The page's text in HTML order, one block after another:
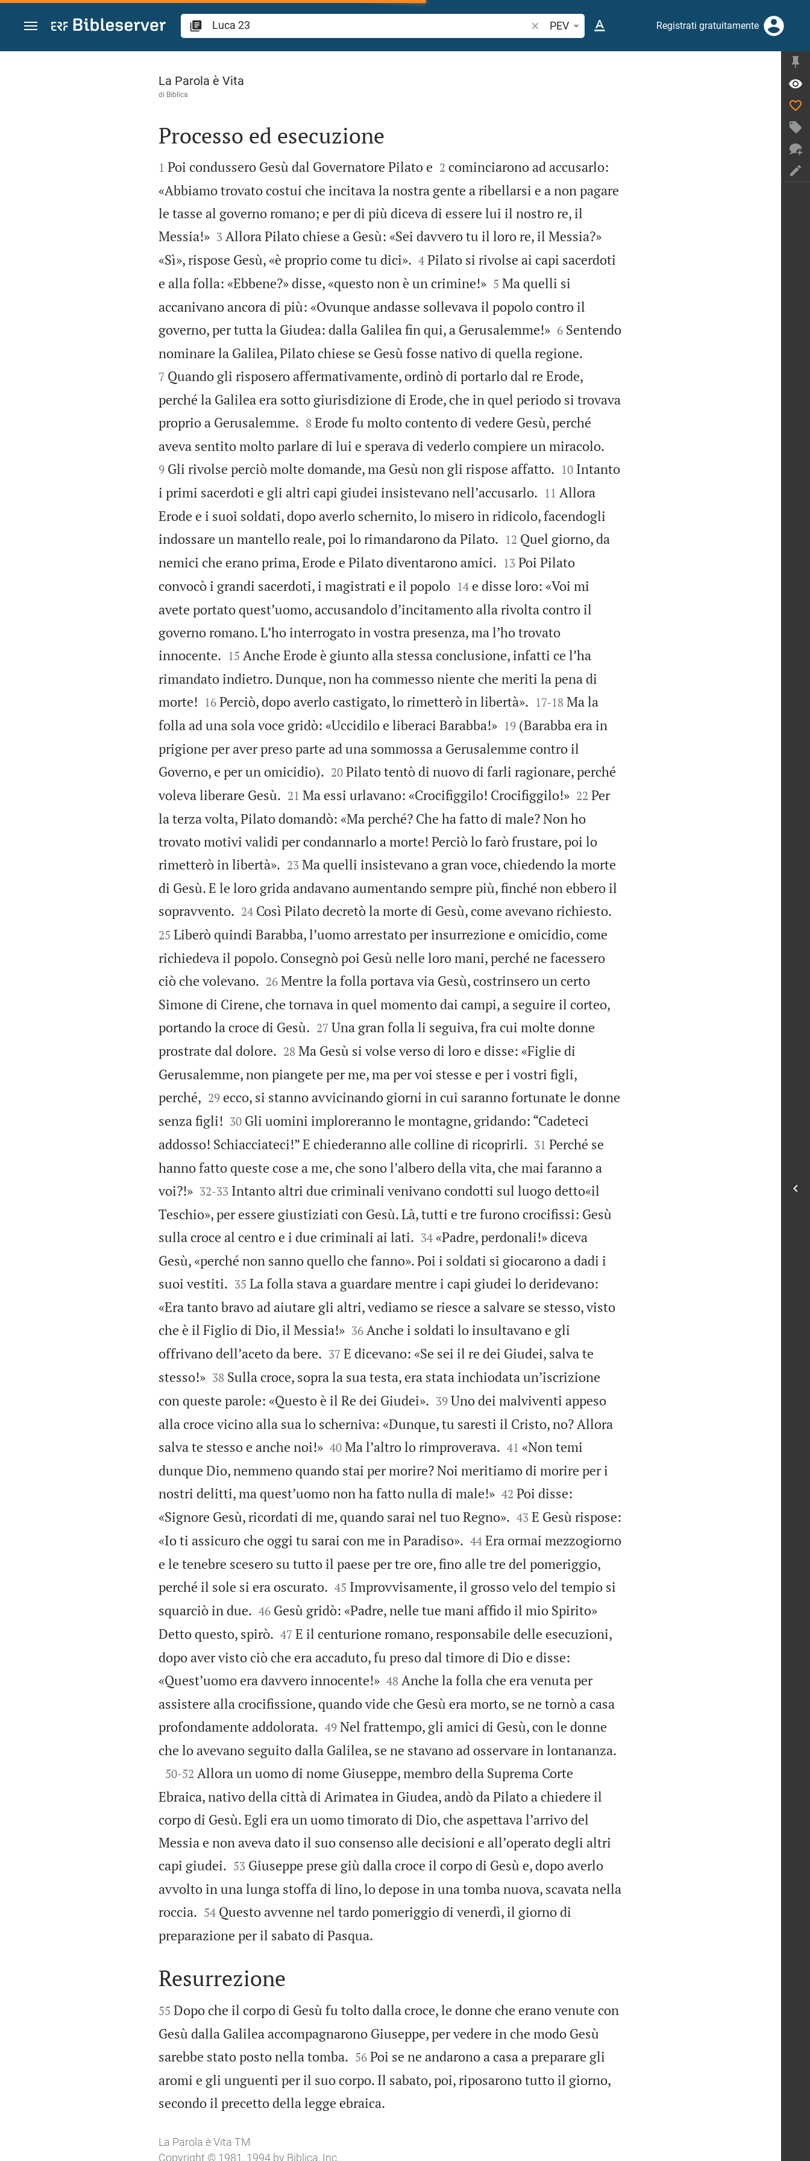
Vai al contenuto
Ricerca verso biblico o parola
PEV Registrati gratuitamente
Luca 23
La Parola è Vita
di Biblica

Processo ed esecuzione

1 Poi condussero Gesù dal Governatore Pilato e
2 cominciarono ad accusarlo:
«Abbiamo trovato costui che incitava la nostra gente a ribellarsi e a non pagare
le tasse al governo romano; e per di più diceva di essere lui il nostro re, il
Messia!»
3 Allora Pilato chiese a Gesù: «Sei davvero tu il loro re, il Messia?»
«Sì», rispose Gesù, «è proprio come tu dici».
4 Pilato si rivolse ai capi sacerdoti
e alla folla: «Ebbene?» disse, «questo non è un crimine!»
5 Ma quelli si
accanivano ancora di più: «Ovunque andasse sollevava il popolo contro il
governo, per tutta la Giudea: dalla Galilea fin qui, a Gerusalemme!»
6 Sentendo
nominare la Galilea, Pilato chiese se Gesù fosse nativo di quella regione.
7 Quando gli risposero affermativamente, ordinò di portarlo dal re Erode,
perché la Galilea era sotto giurisdizione di Erode, che in quel periodo si trovava
proprio a Gerusalemme.
8 Erode fu molto contento di vedere Gesù, perché
aveva sentito molto parlare di lui e sperava di vederlo compiere un miracolo.
9 Gli rivolse perciò molte domande, ma Gesù non gli rispose affatto.
10 Intanto
i primi sacerdoti e gli altri capi giudei insistevano nellʼaccusarlo.
11 Allora
Erode e i suoi soldati, dopo averlo schernito, lo misero in ridicolo, facendogli
indossare un mantello reale, poi lo rimandarono da Pilato.
12 Quel giorno, da
nemici che erano prima, Erode e Pilato diventarono amici.
13 Poi Pilato
convocò i grandi sacerdoti, i magistrati e il popolo
14 e disse loro: «Voi mi
avete portato questʼuomo, accusandolo dʼincitamento alla rivolta contro il
governo romano. Lʼho interrogato in vostra presenza, ma lʼho trovato
innocente.
15 Anche Erode è giunto alla stessa conclusione, infatti ce lʼha
rimandato indietro. Dunque, non ha commesso niente che meriti la pena di
morte!
16 Perciò, dopo averlo castigato, lo rimetterò in libertà».
17-18 Ma la
folla ad una sola voce gridò: «Uccidilo e liberaci Barabba!»
19 (Barabba era in
prigione per aver preso parte ad una sommossa a Gerusalemme contro il
Governo, e per un omicidio).
20 Pilato tentò di nuovo di farli ragionare, perché
voleva liberare Gesù.
21 Ma essi urlavano: «Crocifiggilo! Crocifiggilo!»
22 Per
la terza volta, Pilato domandò: «Ma perché? Che ha fatto di male? Non ho
trovato motivi validi per condannarlo a morte! Perciò lo farò frustare, poi lo
rimetterò in libertà».
23 Ma quelli insistevano a gran voce, chiedendo la morte
di Gesù. E le loro grida andavano aumentando sempre più, finché non ebbero il
sopravvento.
24 Così Pilato decretò la morte di Gesù, come avevano richiesto.
25 Liberò quindi Barabba, lʼuomo arrestato per insurrezione e omicidio, come
richiedeva il popolo. Consegnò poi Gesù nelle loro mani, perché ne facessero
ciò che volevano.
26 Mentre la folla portava via Gesù, costrinsero un certo
Simone di Cirene, che tornava in quel momento dai campi, a seguire il corteo,
portando la croce di Gesù.
27 Una gran folla li seguiva, fra cui molte donne
prostrate dal dolore.
28 Ma Gesù si volse verso di loro e disse: «Figlie di
Gerusalemme, non piangete per me, ma per voi stesse e per i vostri figli,
perché,
29 ecco, si stanno avvicinando giorni in cui saranno fortunate le donne
senza figli!
30 Gli uomini imploreranno le montagne, gridando: “Cadeteci
addosso! Schiacciateci!” E chiederanno alle colline di ricoprirli.
31 Perché se
hanno fatto queste cose a me, che sono lʼalbero della vita, che mai faranno a
voi?!»
32-33 Intanto altri due criminali venivano condotti sul luogo detto«il
Teschio», per essere giustiziati con Gesù. Là, tutti e tre furono crocifissi: Gesù
sulla croce al centro e i due criminali ai lati.
34 «Padre, perdonali!» diceva
Gesù, «perché non sanno quello che fanno». Poi i soldati si giocarono a dadi i
suoi vestiti.
35 La folla stava a guardare mentre i capi giudei lo deridevano:
«Era tanto bravo ad aiutare gli altri, vediamo se riesce a salvare se stesso, visto
che è il Figlio di Dio, il Messia!»
36 Anche i soldati lo insultavano e gli
offrivano dellʼaceto da bere.
37 E dicevano: «Se sei il re dei Giudei, salva te
stesso!»
38 Sulla croce, sopra la sua testa, era stata inchiodata unʼiscrizione
con queste parole: «Questo è il Re dei Giudei».
39 Uno dei malviventi appeso
alla croce vicino alla sua lo scherniva: «Dunque, tu saresti il Cristo, no? Allora
salva te stesso e anche noi!»
40 Ma lʼaltro lo rimproverava.
41 «Non temi
dunque Dio, nemmeno quando stai per morire? Noi meritiamo di morire per i
nostri delitti, ma questʼuomo non ha fatto nulla di male!»
42 Poi disse:
«Signore Gesù, ricordati di me, quando sarai nel tuo Regno».
43 E Gesù rispose:
«Io ti assicuro che oggi tu sarai con me in Paradiso».
44 Era ormai mezzogiorno
e le tenebre scesero su tutto il paese per tre ore, fino alle tre del pomeriggio,
perché il sole si era oscurato.
45 Improvvisamente, il grosso velo del tempio si
squarciò in due.
46 Gesù gridò: «Padre, nelle tue mani affido il mio Spirito»
Detto questo, spirò.
47 E il centurione romano, responsabile delle esecuzioni,
dopo aver visto ciò che era accaduto, fu preso dal timore di Dio e disse:
«Questʼuomo era davvero innocente!»
48 Anche la folla che era venuta per
assistere alla crocifissione, quando vide che Gesù era morto, se ne tornò a casa
profondamente addolorata.
49 Nel frattempo, gli amici di Gesù, con le donne
che lo avevano seguito dalla Galilea, se ne stavano ad osservare in lontananza.

50-52 Allora un uomo di nome Giuseppe, membro della Suprema Corte
Ebraica, nativo della città di Arimatea in Giudea, andò da Pilato a chiedere il
corpo di Gesù. Egli era un uomo timorato di Dio, che aspettava lʼarrivo del
Messia e non aveva dato il suo consenso alle decisioni e allʼoperato degli altri
capi giudei.
53 Giuseppe prese giù dalla croce il corpo di Gesù e, dopo averlo
avvolto in una lunga stoffa di lino, lo depose in una tomba nuova, scavata nella
roccia.
54 Questo avvenne nel tardo pomeriggio di venerdì, il giorno di
preparazione per il sabato di Pasqua.

Resurrezione

55 Dopo che il corpo di Gesù fu tolto dalla croce, le donne che erano venute con
Gesù dalla Galilea accompagnarono Giuseppe, per vedere in che modo Gesù
sarebbe stato posto nella tomba.
56 Poi se ne andarono a casa a preparare gli
aromi e gli unguenti per il suo corpo. Il sabato, poi, riposarono tutto il giorno,
secondo il precetto della legge ebraica.
La Parola è Vita TM
Copyright © 1981, 1994 by Biblica, Inc.